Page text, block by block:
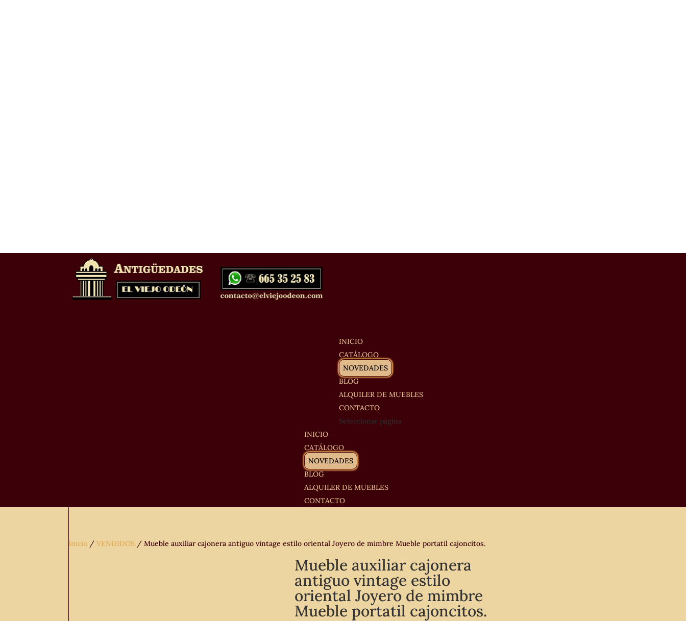
INICIO
CATÁLOGO
NOVEDADES
BLOG
ALQUILER DE MUEBLES
CONTACTO
Seleccionar página
INICIO
CATÁLOGO
NOVEDADES
BLOG
ALQUILER DE MUEBLES
CONTACTO
Inicio /VENDIDOS / Mueble auxiliar cajonera antiguo vintage estilo oriental Joyero de mimbre Mueble portatil cajoncitos.
Mueble auxiliar cajonera
antiguo vintage estilo
oriental Joyero de mimbre
Mueble portatil cajoncitos.